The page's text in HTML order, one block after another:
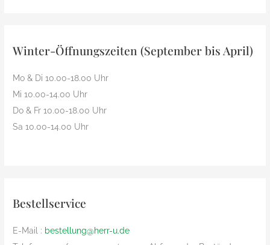
Winter-Öffnungszeiten (September bis April)
Mo & Di 10.00-18.00 Uhr
Mi 10.00-14.00 Uhr
Do & Fr 10.00-18.00 Uhr
Sa 10.00-14.00 Uhr
Bestellservice
E-Mail : bestellung@herr-u.de